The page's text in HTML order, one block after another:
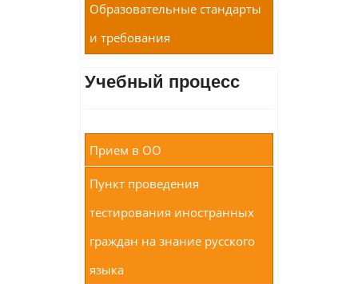
Образовательные стандарты
и требования
Учебный процесс
Прием в ОО
Пункт проведения
тестирования иностранных
граждан на знание русского
языка